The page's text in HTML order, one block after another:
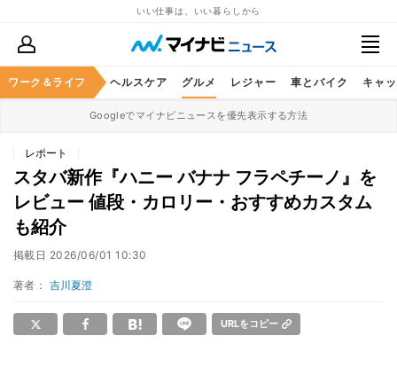
いい仕事は、いい暮らしから
ワーク＆ライフ
マネー 暮らし ヘルスケア グルメ レジャー 車とバイク キャ
Googleでマイナビニュースを優先表示する方法
レポート
スタバ新作『ハニー バナナ フラペチーノ』を
レビュー 値段・カロリー・おすすめカスタム
も紹介
掲載日 2026/06/01 10:30
著者： 吉川夏澄
URLをコピー